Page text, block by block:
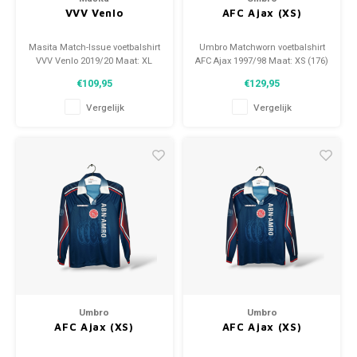
VVV Venlo
Masita Match-Issue voetbalshirt
VVV Venlo 2019/20 Maat: XL
(gebruikt)
€109,95
Vergelijk
AFC Ajax (XS)
Umbro Matchworn voetbalshirt
AFC Ajax 1997/98 Maat: XS (176)
€129,95
Vergelijk
Umbro
AFC Ajax (XS)
Umbro
AFC Ajax (XS)